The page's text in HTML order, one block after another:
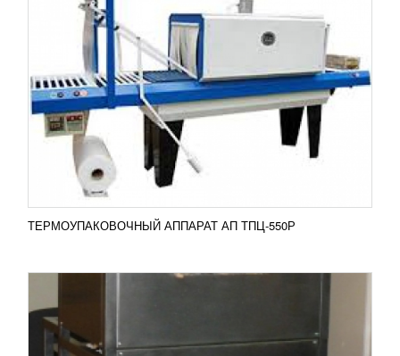
ТЕРМОУПАКОВОЧНЫЙ АППАРАТ АП ТПЦ-550Р
ЛЬДОГЕНЕРАТОР L-200
286 245RUB
Льдогенератор L-200 используется для
изготовления льда до 200кг/сутки. Лёд в свою
очередь охлаждает фарш при создании колбасно-
сосисочных изделий....
ПОДРОБНЕЕ
Добавить в сравнение